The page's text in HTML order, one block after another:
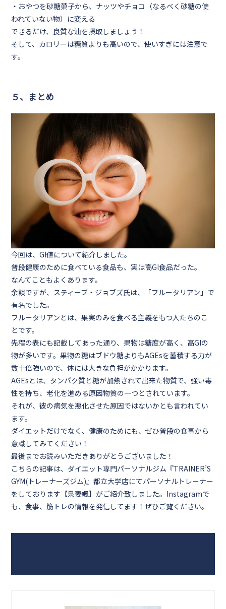
・おやつを砂糖菓子から、ナッツやチョコ（なるべく砂糖の使
われていない物）に変える
できるだけ、良質な油を摂取しましょう！
そして、カロリーは糖質よりも高いので、使いすぎには注意で
す。
５、まとめ
今回は、GI値について紹介しました。
普段健康のために食べている食品も、実は高GI食品だった。
なんてこともよくあります。
余談ですが、スティーブ・ジョブズ氏は、「フルータリアン」で
有名でした。
フルータリアンとは、果実のみを食べる主義をもつ人たちのこ
とです。
先程の表にも記載してあった通り、果物は糖度が高く、高GIの
物が多いです。果物の糖はブドウ糖よりもAGEsを蓄積する力が
数十倍強いので、体には大きな負担がかかります。
AGEsとは、タンパク質と糖が加熱されて出来た物質で、強い毒
性を持ち、老化を進める原因物質の一つとされています。
それが、彼の病気を悪化させた原因ではないかとも言われてい
ます。
ダイエットだけでなく、健康のためにも、ぜひ普段の食事から
意識してみてください！
最後までお読みいただきありがとうございました！
こちらの記事は、 ダイエット専門パーソナルジム『TRAINER’S
GYM(トレーナーズジム)』都立大学店にてパーソナルトレーナー
をしております 【泉妻颯】がご紹介致しました。 Instagramで
も、食事、筋トレの情報を発信してます！ぜひご覧ください。